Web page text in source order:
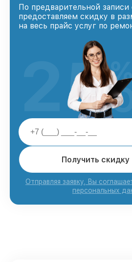
По предварительной записи
предоставляем скидку в
на весь прайс услуг по
Получить скидку
Отправляя заявку, Вы
персональных
25